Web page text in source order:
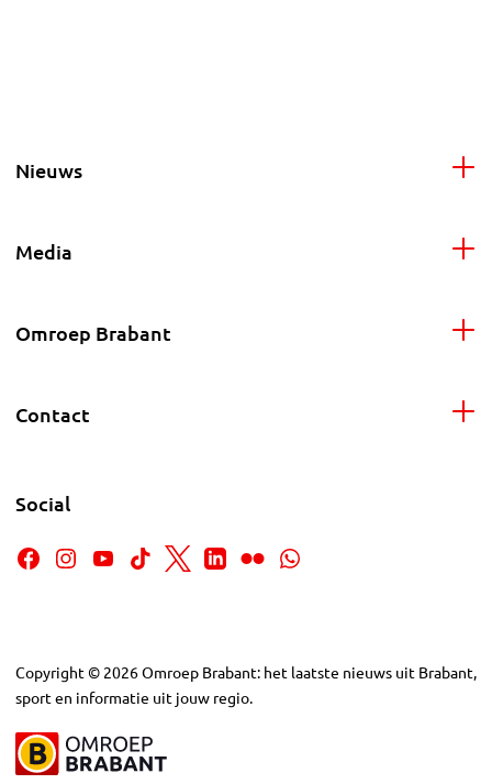
Nieuws
Media
Omroep Brabant
Contact
Social
Copyright © 2026Omroep Brabant: het laatste nieuws uit Brabant,
sport en informatie uit jouw regio.